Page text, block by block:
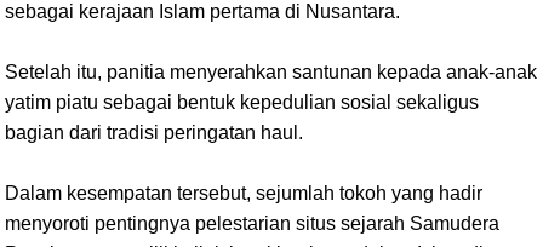
sebagai kerajaan Islam pertama di Nusantara.
Setelah itu, panitia menyerahkan santunan kepada anak-anak
yatim piatu sebagai bentuk kepedulian sosial sekaligus
bagian dari tradisi peringatan haul.
Dalam kesempatan tersebut, sejumlah tokoh yang hadir
menyoroti pentingnya pelestarian situs sejarah Samudera